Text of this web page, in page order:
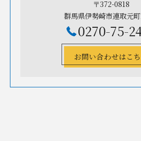
〒372-0818
群馬県伊勢崎市連取元
0270-75-
お問い合わせはこ